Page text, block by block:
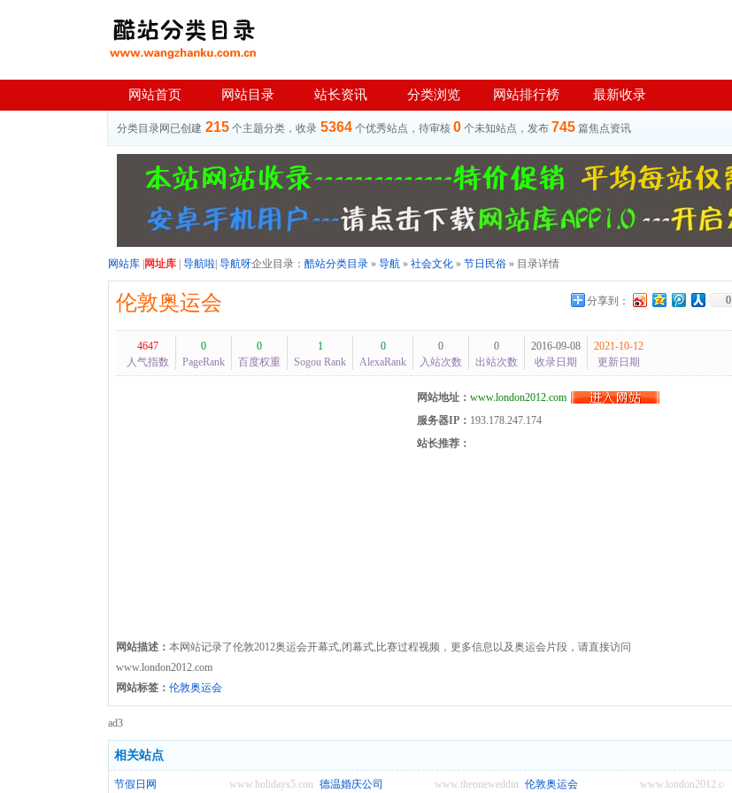
网站首页 网站目录 站长资讯 分类浏览 网站排行榜 最新收录
分类目录网已创建 215 个主题分类，收录 5364 个优秀站点，待审核 0 个未知站点，发布 745 篇焦点资讯
网站库 网址库 导航啦 导航呀企业目录： 酷站分类目录 » 导航 » 社会文化 » 节日民俗 » 目录详情
分享到： 0
伦敦奥运会
4647
人气指数
0
PageRank
0
百度权重
1
Sogou Rank
0
AlexaRank
0
入站次数
0
出站次数
2016-09-08
收录日期
2021-10-12
更新日期
网站地址： www.london2012.com
服务器IP： 193.178.247.174
站长推荐：
网站描述： 本网站记录了伦敦2012奥运会开幕式,闭幕式,比赛过程视频，更多信息以及奥运会片段，请直接访问
www.london2012.com
网站标签： 伦敦奥运会
ad3
相关站点
www.holidays5.com
节假日网 www.theonewedding.cn
德温婚庆公司 www.london2012.com
伦敦奥运会